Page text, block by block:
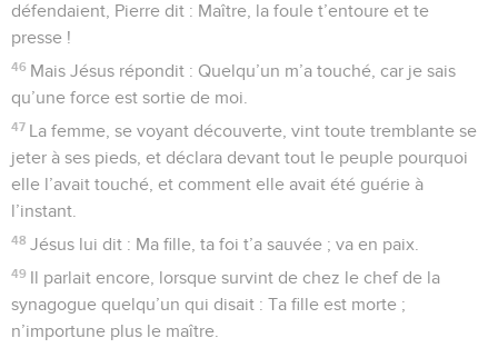
défendaient, Pierre dit : Maître, la foule t’entoure et te
presse !
46 Mais Jésus répondit : Quelqu’un m’a touché, car je sais
qu’une force est sortie de moi.
47 La femme, se voyant découverte, vint toute tremblante se
jeter à ses pieds, et déclara devant tout le peuple pourquoi
elle l’avait touché, et comment elle avait été guérie à
l’instant.
48 Jésus lui dit : Ma fille, ta foi t’a sauvée ; va en paix.
49 Il parlait encore, lorsque survint de chez le chef de la
synagogue quelqu’un qui disait : Ta fille est morte ;
n’importune plus le maître.